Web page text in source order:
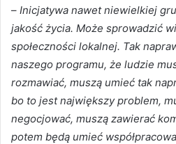
– Inicjatywa nawet niewielkiej
jakość życia. Może sprowadzić
społeczności lokalnej. Tak
naszego programu, że ludzie
rozmawiać, muszą umieć tak
bo to jest największy problem,
negocjować, muszą zawierać
potem będą umieć